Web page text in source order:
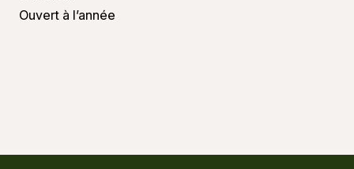
Ouvert à l’année